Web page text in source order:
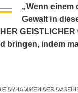
„Wenn einem
Gewalt in
bringen, indem
DYNAMIKEN DES